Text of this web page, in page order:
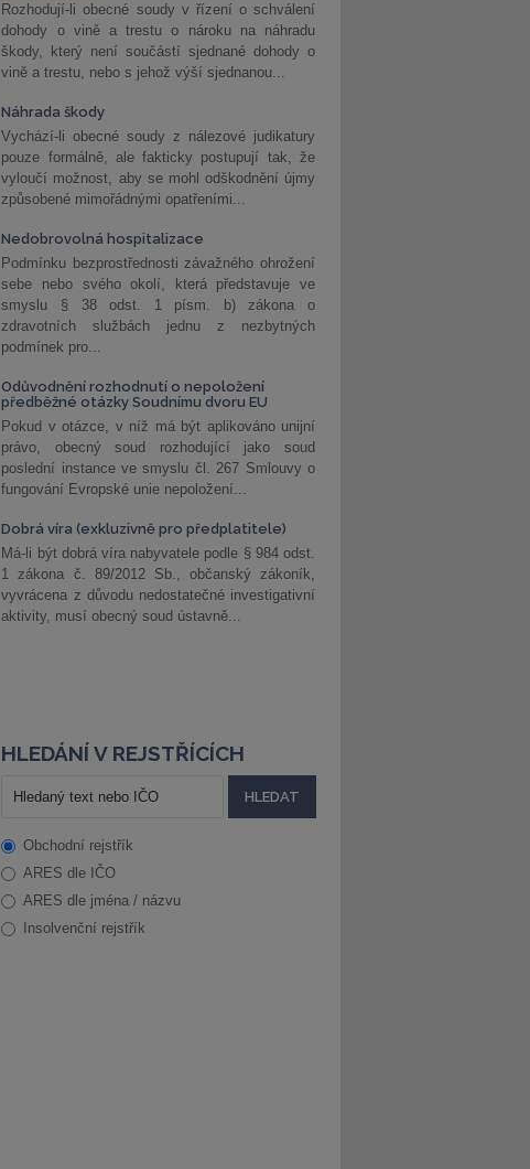
Rozhodují-li obecné soudy v řízení o schválení
dohody o vině a trestu o nároku na náhradu
škody, který není součástí sjednané dohody o
vině a trestu, nebo s jehož výší sjednanou...
Náhrada škody
Vychází-li obecné soudy z nálezové judikatury
pouze formálně, ale fakticky postupují tak, že
vyloučí možnost, aby se mohl odškodnění újmy
způsobené mimořádnými opatřeními...
Nedobrovolná hospitalizace
Podmínku bezprostřednosti závažného ohrožení
sebe nebo svého okolí, která představuje ve
smyslu § 38 odst. 1 písm. b) zákona o
zdravotních službách jednu z nezbytných
podmínek pro...
Odůvodnění rozhodnutí o nepoložení
předběžné otázky Soudnímu dvoru EU
Pokud v otázce, v níž má být aplikováno unijní
právo, obecný soud rozhodující jako soud
poslední instance ve smyslu čl. 267 Smlouvy o
fungování Evropské unie nepoložení...
Dobrá víra (exkluzivně pro předplatitele)
Má-li být dobrá víra nabyvatele podle § 984 odst.
1 zákona č. 89/2012 Sb., občanský zákoník,
vyvrácena z důvodu nedostatečné investigativní
aktivity, musí obecný soud ústavně...
HLEDÁNÍ V REJSTŘÍCÍCH
Obchodní rejstřík
ARES dle IČO
ARES dle jména / názvu
Insolvenční rejstřík